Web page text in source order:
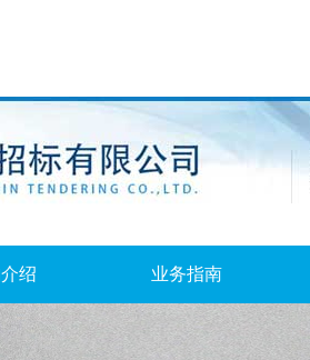
绍 业务指南